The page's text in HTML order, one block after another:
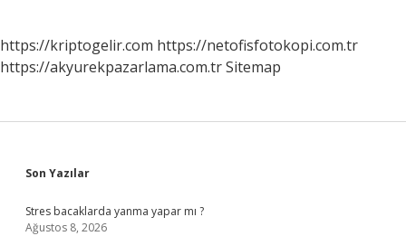
https://kriptogelir.com https://netofisfotokopi.com.tr
https://akyurekpazarlama.com.trSitemap
Sidebar
Son Yazılar
Stres bacaklarda yanma yapar mı ?
Ağustos 8, 2026